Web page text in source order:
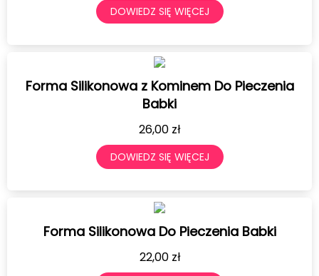
DOWIEDZ SIĘ WIĘCEJ
Forma Silikonowa z Kominem Do Pieczenia
Babki
26,00 zł
DOWIEDZ SIĘ WIĘCEJ
Forma Silikonowa Do Pieczenia Babki
22,00 zł